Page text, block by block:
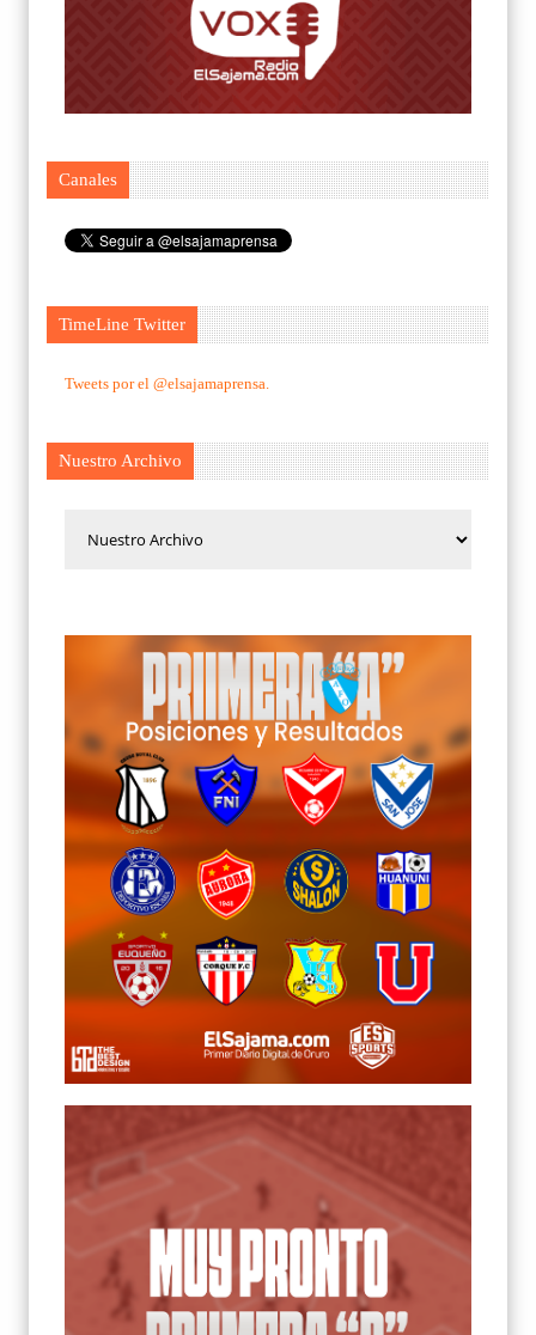
Canales
TimeLine Twitter
Tweets por el @elsajamaprensa.
Nuestro Archivo